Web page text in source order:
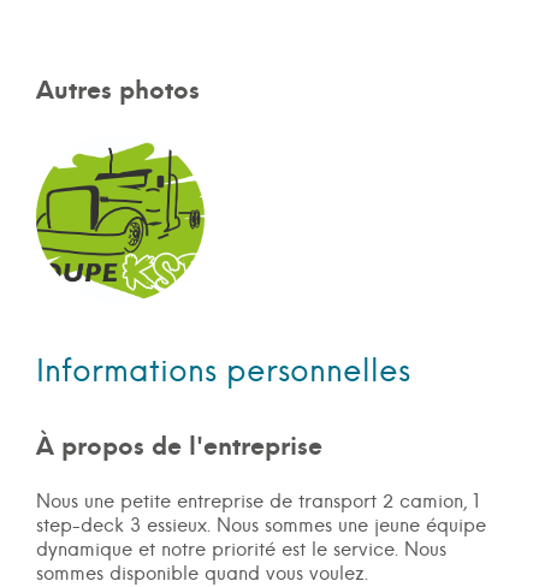
Autres photos
Informations personnelles
À propos de l'entreprise
Nous une petite entreprise de transport 2 camion, 1
step-deck 3 essieux. Nous sommes une jeune équipe
dynamique et notre priorité est le service. Nous
sommes disponible quand vous voulez.